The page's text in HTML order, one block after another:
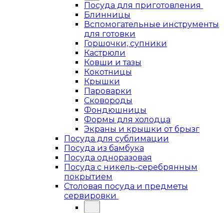
Посуда для приготовления
Блинницы
Вспомогательные инструменты
для готовки
Горшочки, супники
Кастрюли
Ковши и тазы
Кокотницы
Крышки
Пароварки
Сковороды
Фондюшницы
Формы для холодца
Экраны и крышки от брызг
Посуда для сублимации
Посуда из бамбука
Посуда одноразовая
Посуда с никель-серебрянным
покрытием
Столовая посуда и предметы
сервировки